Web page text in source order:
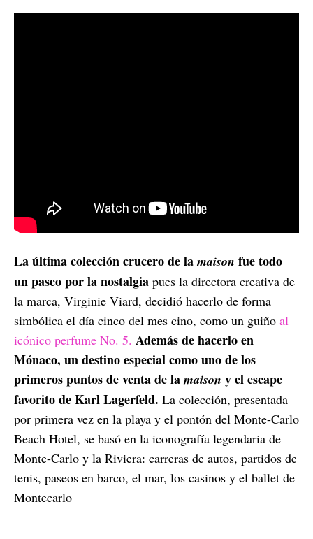
La última colección crucero de la maison fue todo
un paseo por la nostalgia pues la directora creativa de
la marca, Virginie Viard, decidió hacerlo de forma
simbólica el día cinco del mes cino, como un guiño al
icónico perfume No. 5. Además de hacerlo en
Mónaco, un destino especial como uno de los
primeros puntos de venta de la maison y el escape
favorito de Karl Lagerfeld. La colección, presentada
por primera vez en la playa y el pontón del Monte-Carlo
Beach Hotel, se basó en la iconografía legendaria de
Monte-Carlo y la Riviera: carreras de autos, partidos de
tenis, paseos en barco, el mar, los casinos y el ballet de
Montecarlo